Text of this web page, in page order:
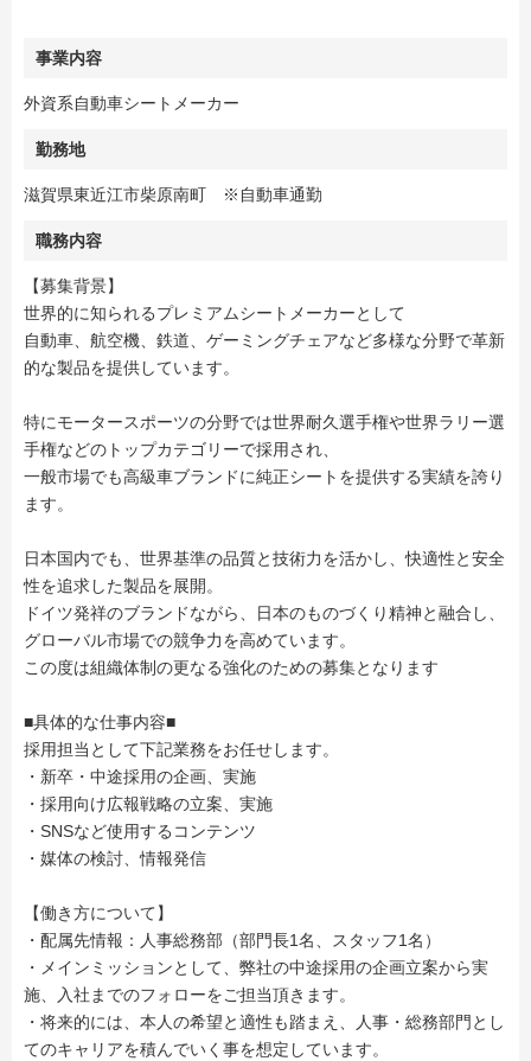
事業内容
外資系自動車シートメーカー
勤務地
滋賀県東近江市柴原南町 ※自動車通勤
職務内容
【募集背景】
世界的に知られるプレミアムシートメーカーとして
自動車、航空機、鉄道、ゲーミングチェアなど多様な分野で革新
的な製品を提供しています。
特にモータースポーツの分野では世界耐久選手権や世界ラリー選
手権などのトップカテゴリーで採用され、
一般市場でも高級車ブランドに純正シートを提供する実績を誇り
ます。
日本国内でも、世界基準の品質と技術力を活かし、快適性と安全
性を追求した製品を展開。
ドイツ発祥のブランドながら、日本のものづくり精神と融合し、
グローバル市場での競争力を高めています。
この度は組織体制の更なる強化のための募集となります
■具体的な仕事内容■
採用担当として下記業務をお任せします。
・新卒・中途採用の企画、実施
・採用向け広報戦略の立案、実施
・SNSなど使用するコンテンツ
・媒体の検討、情報発信
【働き方について】
・配属先情報：人事総務部（部門長1名、スタッフ1名）
・メインミッションとして、弊社の中途採用の企画立案から実
施、入社までのフォローをご担当頂きます。
・将来的には、本人の希望と適性も踏まえ、人事・総務部門とし
てのキャリアを積んでいく事を想定しています。